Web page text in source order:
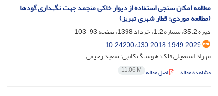
مطالعه امکان سنجی استفاده از دیوار خاکی منجمد جهت نگهداری گودها
(مطالعه موردی: قطار شهری تبریز)
دوره 35.2، شماره 1.2، خرداد 1398، صفحه
93-103
10.24200/J30.2018.1949.2029
مهزاد اسمعیلی فلک؛ هوشنگ کاتبی؛ سعید رحیمی
مشاهده مقاله اصل مقاله 11.06 M